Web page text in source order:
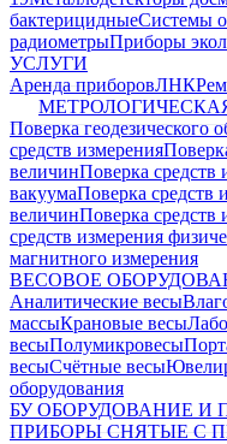
бактерицидныеСистемы
радиометрыПриборы
УСЛУГИ
Аренда приборовЛНК
Поверка геодезического
средств измерения
величинПоверка средств
вакуумаПоверка средств
величинПоверка средств
средств измерения
магнитного измерения
ВЕСОВОЕ
Аналитические весы
массыКрановые весы
весыПолумикровесы
весыСчётные весы
оборудования
БУ ОБОРУДОВАНИЕ И
ПРИБОРЫ СНЯТЫЕ С